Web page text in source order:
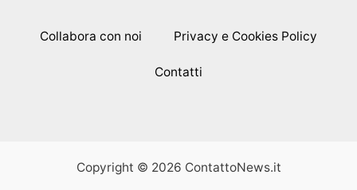
Collabora con noi Privacy e Cookies Policy
Contatti
Copyright © 2026 ContattoNews.it